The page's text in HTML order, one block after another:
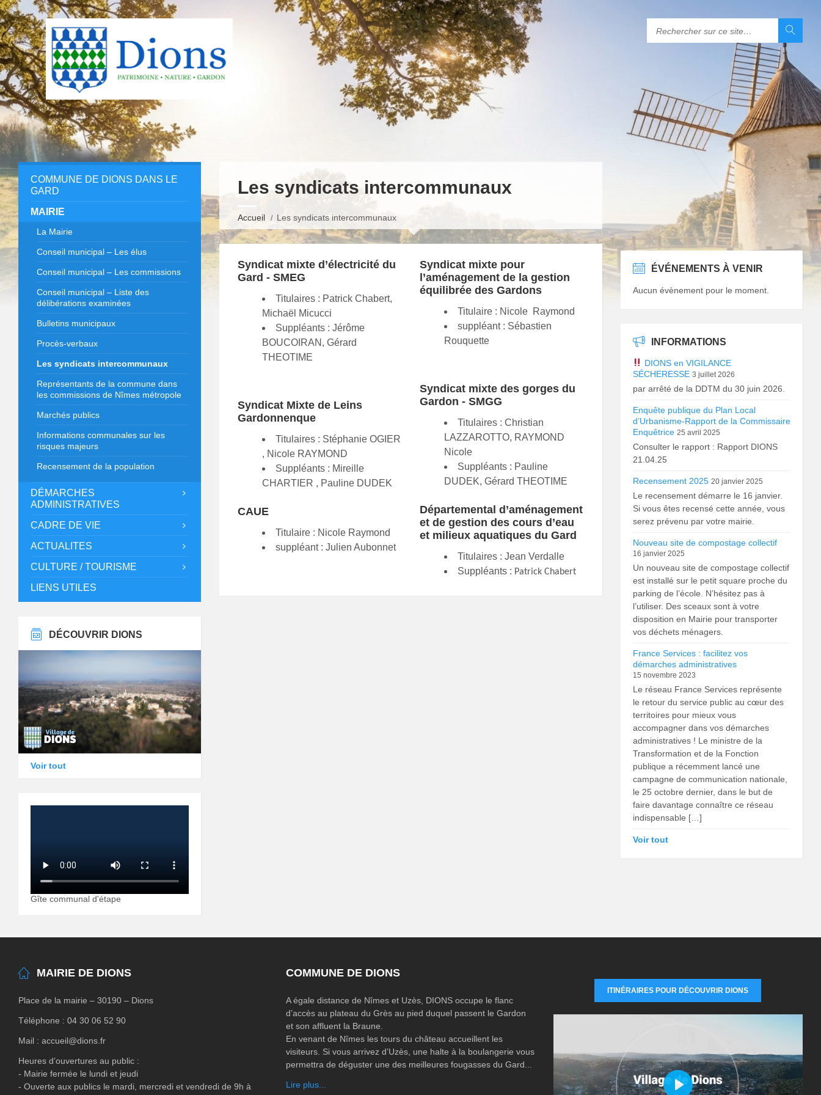
Les syndicats intercommunaux
Accueil Les syndicats intercommunaux
Syndicat mixte d’électricité du
Gard - SMEG
Titulaires : Patrick Chabert,
Michaël Micucci
Suppléants : Jérôme
BOUCOIRAN, Gérard
THEOTIME
Syndicat Mixte de Leins
Gardonnenque
Titulaires : Stéphanie OGIER
, Nicole RAYMOND
Suppléants : Mireille
CHARTIER , Pauline DUDEK
CAUE
Titulaire : Nicole Raymond
suppléant : Julien Aubonnet
Syndicat mixte pour
l’aménagement de la gestion
équilibrée des Gardons
Titulaire : Nicole Raymond
suppléant : Sébastien
Rouquette
Syndicat mixte des gorges du
Gardon - SMGG
Titulaires : Christian
LAZZAROTTO, RAYMOND
Nicole
Suppléants : Pauline
DUDEK, Gérard THEOTIME
Départemental d’aménagement
et de gestion des cours d’eau
et milieux aquatiques du Gard
Titulaires : Jean Verdalle
Suppléants : Patrick Chabert
COMMUNE DE DIONS DANS LE
GARD
MAIRIE
La Mairie
Conseil municipal – Les élus
Conseil municipal – Les commissions
Conseil municipal – Liste des
délibérations examinées
Bulletins municipaux
Procès-verbaux
Les syndicats intercommunaux
Représentants de la commune dans
les commissions de Nîmes métropole
Marchés publics
Informations communales sur les
risques majeurs
Recensement de la population
DÉMARCHES
ADMINISTRATIVES
CADRE DE VIE
ACTUALITES
CULTURE / TOURISME
LIENS UTILES
DÉCOUVRIR DIONS
Voir tout
Gîte communal d'étape
ÉVÉNEMENTS À VENIR
Aucun évènement pour le moment.
INFORMATIONS
DIONS en VIGILANCE
SÉCHERESSE 3 juillet 2026
par arrêté de la DDTM du 30 juin 2026.
Enquête publique du Plan Local
d’Urbanisme-Rapport de la Commissaire
Enquêtrice 25 avril 2025
Consulter le rapport : Rapport DIONS
21.04.25
Recensement 2025 20 janvier 2025
Le recensement démarre le 16 janvier.
Si vous êtes recensé cette année, vous
serez prévenu par votre mairie.
Nouveau site de compostage collectif
16 janvier 2025
Un nouveau site de compostage collectif
est installé sur le petit square proche du
parking de l’école. N’hésitez pas à
l’utiliser. Des sceaux sont à votre
disposition en Mairie pour transporter
vos déchets ménagers.
France Services : facilitez vos
démarches administratives
15 novembre 2023
Le réseau France Services représente
le retour du service public au cœur des
territoires pour mieux vous
accompagner dans vos démarches
administratives ! Le ministre de la
Transformation et de la Fonction
publique a récemment lancé une
campagne de communication nationale,
le 25 octobre dernier, dans le but de
faire davantage connaître ce réseau
indispensable […]
Voir tout
MAIRIE DE DIONS
Place de la mairie – 30190 – Dions
Téléphone : 04 30 06 52 90
Mail : accueil@dions.fr
Heures d’ouvertures au public :
- Mairie fermée le lundi et jeudi
- Ouverte aux publics le mardi, mercredi et vendredi de 9h à
COMMUNE DE DIONS
A égale distance de Nîmes et Uzès, DIONS occupe le flanc
d’accès au plateau du Grès au pied duquel passent le Gardon
et son affluent la Braune.
En venant de Nîmes les tours du château accueillent les
visiteurs. Si vous arrivez d’Uzès, une halte à la boulangerie vous
permettra de déguster une des meilleures fougasses du Gard...
Lire plus...
ITINÉRAIRES POUR DÉCOUVRIR DIONS